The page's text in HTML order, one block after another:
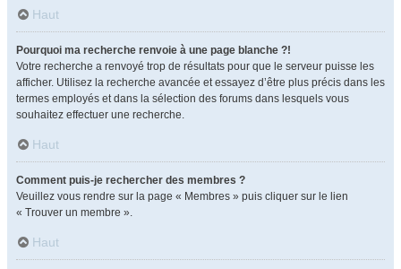
Haut
Pourquoi ma recherche renvoie à une page blanche ?!
Votre recherche a renvoyé trop de résultats pour que le serveur puisse les
afficher. Utilisez la recherche avancée et essayez d’être plus précis dans les
termes employés et dans la sélection des forums dans lesquels vous
souhaitez effectuer une recherche.
Haut
Comment puis-je rechercher des membres ?
Veuillez vous rendre sur la page « Membres » puis cliquer sur le lien
« Trouver un membre ».
Haut